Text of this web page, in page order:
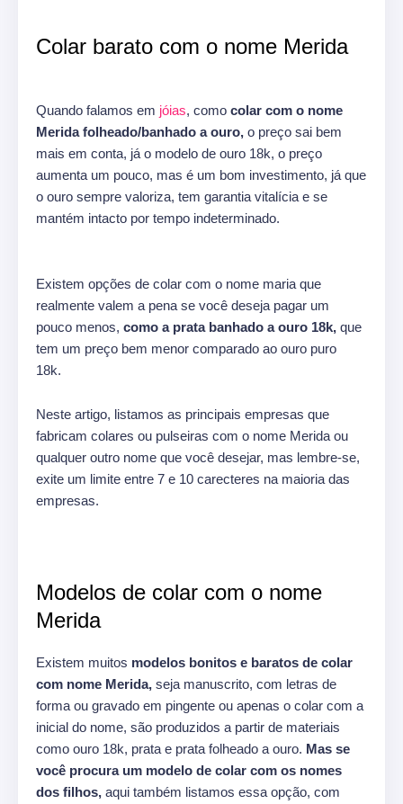
Colar barato com o nome Merida
Quando falamos em jóias, como colar com o nome
Merida folheado/banhado a ouro, o preço sai bem
mais em conta, já o modelo de ouro 18k, o preço
aumenta um pouco, mas é um bom investimento, já que
o ouro sempre valoriza, tem garantia vitalícia e se
mantém intacto por tempo indeterminado.
Existem opções de colar com o nome maria que
realmente valem a pena se você deseja pagar um
pouco menos, como a prata banhado a ouro 18k, que
tem um preço bem menor comparado ao ouro puro
18k.
Neste artigo, listamos as principais empresas que
fabricam colares ou pulseiras com o nome Merida ou
qualquer outro nome que você desejar, mas lembre-se,
exite um limite entre 7 e 10 carecteres na maioria das
empresas.
Modelos de colar com o nome
Merida
Existem muitos modelos bonitos e baratos de colar
com nome Merida, seja manuscrito, com letras de
forma ou gravado em pingente ou apenas o colar com a
inicial do nome, são produzidos a partir de materiais
como ouro 18k, prata e prata folheado a ouro. Mas se
você procura um modelo de colar com os nomes
dos filhos, aqui também listamos essa opção, com